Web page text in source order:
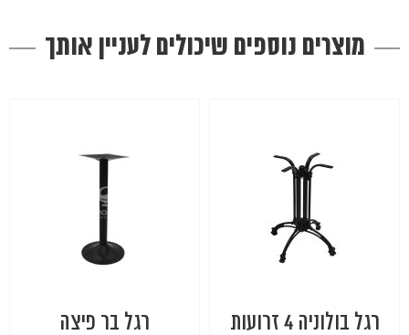
מוצרים נוספים שיכולים לעניין אותך
רגל בולוניה 4 זרועות רגל בר פיצה